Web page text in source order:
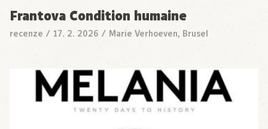
Frantova Condition humaine
recenze / 17. 2. 2026 / Marie Verhoeven, Brusel